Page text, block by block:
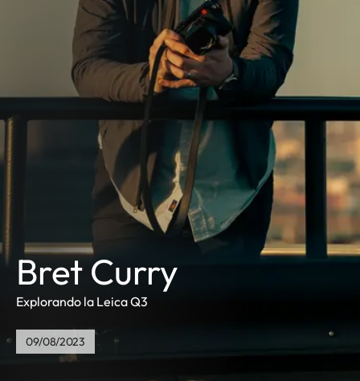
Bret Curry
Explorando la Leica Q3
09/08/2023